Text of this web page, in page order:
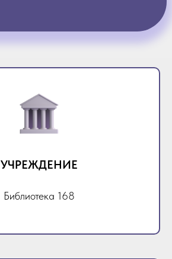
УЧРЕЖДЕНИЕ
Библиотека 168